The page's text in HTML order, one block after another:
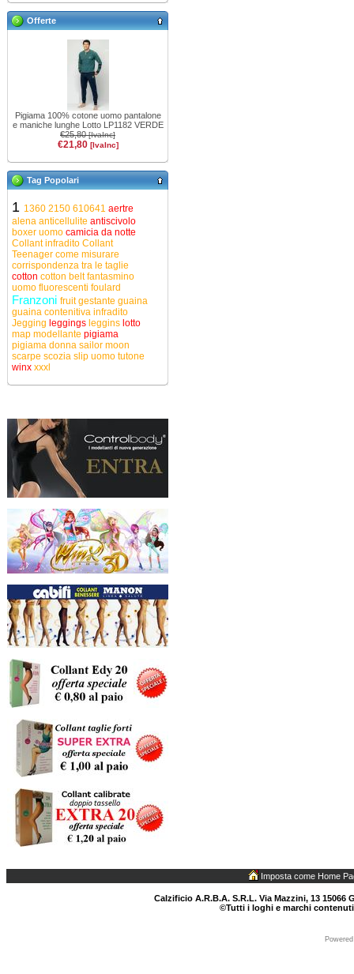
Offerte
Pigiama 100% cotone uomo pantalone
e maniche lunghe Lotto LP1182 VERDE
€25,80[IvaInc]
€21,80 [IvaInc]
Tag Popolari
1 1360 2150 610641 aertre
alena anticellulite antiscivolo
boxer uomo camicia da notte
Collant infradito Collant
Teenager come misurare
corrispondenza tra le taglie
cotton cotton beltfantasmino
uomo fluorescenti foulard
Franzoni fruitgestante guaina
guaina contenitiva infradito
Jegging leggings leggins lotto
map modellante pigiama
pigiama donna sailor moon
scarpe scozia slip uomo tutone
winx xxxl
Imposta come Home
Calzificio A.R.B.A. S.R.L. Via Mazzini, 13 15066
©Tutti i loghi e marchi